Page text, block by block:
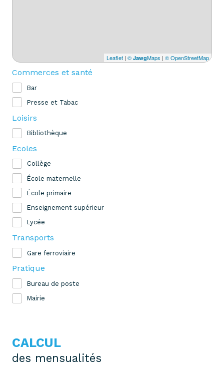
Leaflet | © JawgMaps | © OpenStreetMap
Commerces et santé
Bar
Presse et Tabac
Loisirs
Bibliothèque
Ecoles
Collège
École maternelle
École primaire
Enseignement supérieur
Lycée
Transports
Gare ferroviaire
Pratique
Bureau de poste
Mairie
CALCUL
des mensualités